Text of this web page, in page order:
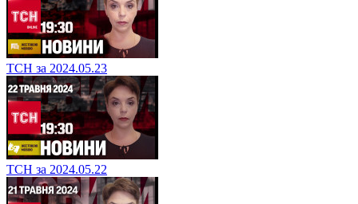
ТСН за 2024.05.23
ТСН за 2024.05.22